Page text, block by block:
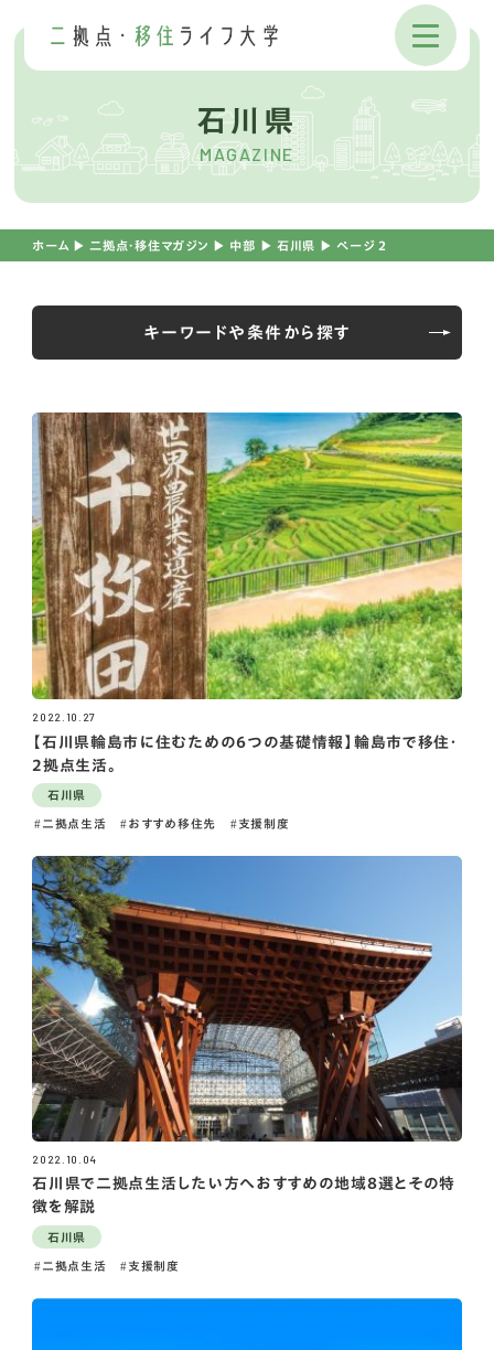
石川県
MAGAZINE
ホーム ▶︎ 二拠点・移住マガジン ▶︎ 中部 ▶︎ 石川県 ▶︎ ページ 2
キーワードや条件から探す
2022.10.27
【石川県輪島市に住むための6つの基礎情報】輪島市で移住・
2拠点生活。
石川県
二拠点生活 おすすめ移住先 支援制度
2022.10.04
石川県で二拠点生活したい方へおすすめの地域8選とその特
徴を解説
石川県
二拠点生活 支援制度